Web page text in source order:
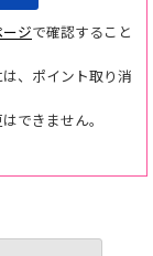
ジで確認すること
、ポイント取り消
できません。